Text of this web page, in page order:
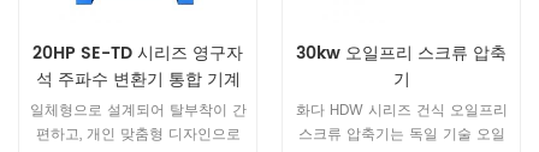
20HP SE-TD 시리즈 영구자
석 주파수 변환기 통합 기계
일체형으로 설계되어 탈부착이 간
편하고, 개인 맞춤형 디자인으로
30kw 오일프리 스크류 압축
기
화다 HDW 시리즈 건식 오일프리
스크류 압축기는 독일 기술 오일